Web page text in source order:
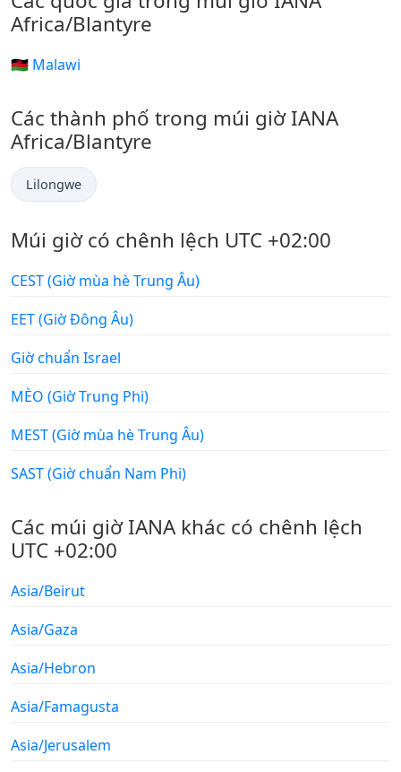
Africa/Blantyre
🇲🇼 Malawi
Các thành phố trong múi giờ IANA
Africa/Blantyre
Lilongwe
Múi giờ có chênh lệch UTC +02:00
CEST (Giờ mùa hè Trung Âu)
EET (Giờ Đông Âu)
Giờ chuẩn Israel
MÈO (Giờ Trung Phi)
MEST (Giờ mùa hè Trung Âu)
SAST (Giờ chuẩn Nam Phi)
Các múi giờ IANA khác có chênh lệch
UTC +02:00
Asia/Beirut
Asia/Gaza
Asia/Hebron
Asia/Famagusta
Asia/Jerusalem